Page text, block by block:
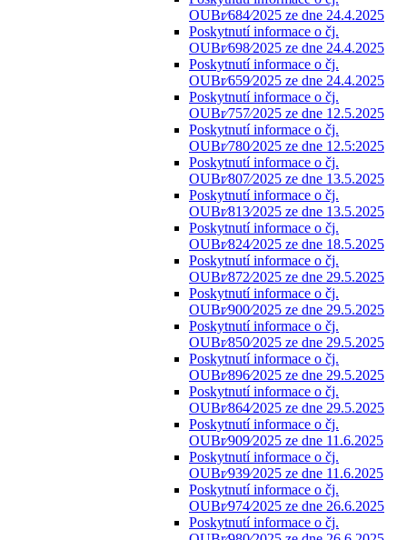
OUBr⁄684⁄2025 ze dne 24.4.2025
Poskytnutí informace o čj.
OUBr⁄698⁄2025 ze dne 24.4.2025
Poskytnutí informace o čj.
OUBr⁄659⁄2025 ze dne 24.4.2025
Poskytnutí informace o čj.
OUBr⁄757⁄2025 ze dne 12.5.2025
Poskytnutí informace o čj.
OUBr⁄780⁄2025 ze dne 12.5:2025
Poskytnutí informace o čj.
OUBr⁄807⁄2025 ze dne 13.5.2025
Poskytnutí informace o čj.
OUBr⁄813⁄2025 ze dne 13.5.2025
Poskytnutí informace o čj.
OUBr⁄824⁄2025 ze dne 18.5.2025
Poskytnutí informace o čj.
OUBr⁄872⁄2025 ze dne 29.5.2025
Poskytnutí informace o čj.
OUBr⁄900⁄2025 ze dne 29.5.2025
Poskytnutí informace o čj.
OUBr⁄850⁄2025 ze dne 29.5.2025
Poskytnutí informace o čj.
OUBr⁄896⁄2025 ze dne 29.5.2025
Poskytnutí informace o čj.
OUBr⁄864⁄2025 ze dne 29.5.2025
Poskytnutí informace o čj.
OUBr⁄909⁄2025 ze dne 11.6.2025
Poskytnutí informace o čj.
OUBr⁄939⁄2025 ze dne 11.6.2025
Poskytnutí informace o čj.
OUBr⁄974⁄2025 ze dne 26.6.2025
Poskytnutí informace o čj.